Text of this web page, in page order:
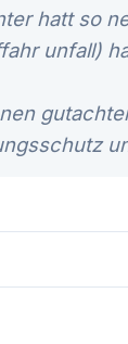
hatt so
unfall)